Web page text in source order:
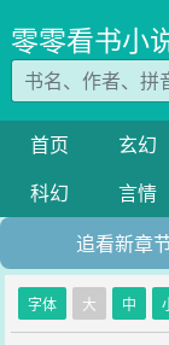
零零看书小
首页 玄幻
科幻
言情
追看新章
字体 大 中